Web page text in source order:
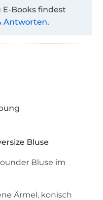
Books findest
Antworten.
Bluse
Bluse im
Ärmel, konisch